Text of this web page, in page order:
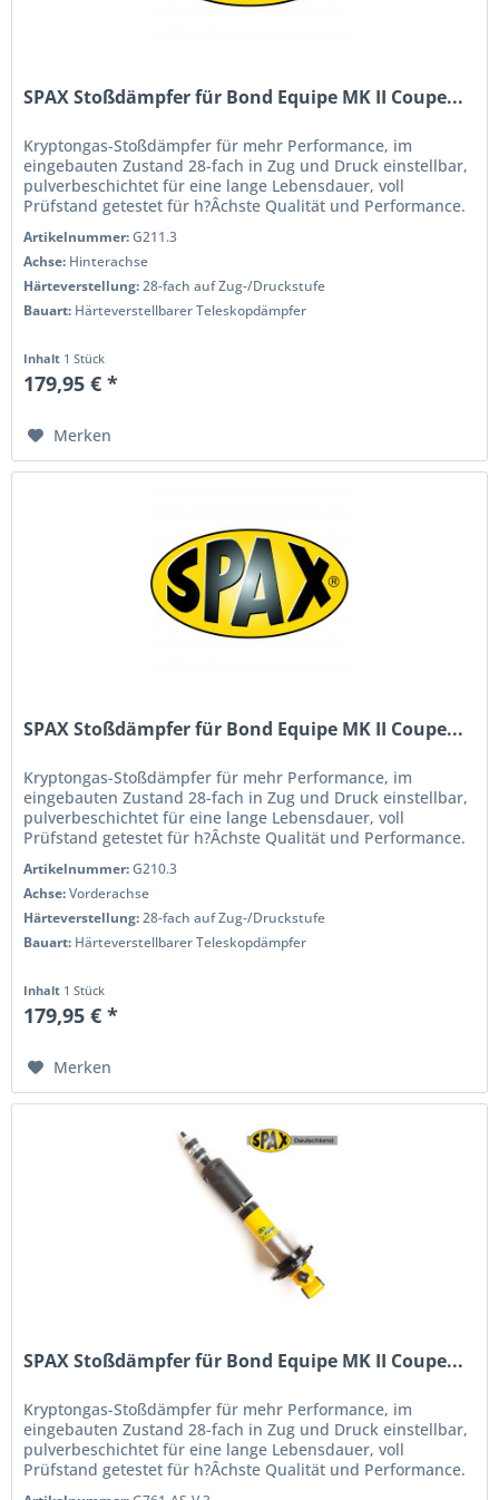
SPAX Stoßdämpfer für Bond Equipe MK II Coupe...
Kryptongas-Stoßdämpfer für mehr Performance, im
eingebauten Zustand 28-fach in Zug und Druck einstellbar,
pulverbeschichtet für eine lange Lebensdauer, voll
Prüfstand getestet für h?Âchste Qualität und Performance.
Artikelnummer:G211.3
Achse: Hinterachse
Härteverstellung:28-fach auf Zug-/Druckstufe
Bauart: Härteverstellbarer Teleskopdämpfer
Inhalt 1 Stück
179,95 € *
Merken
SPAX Stoßdämpfer für Bond Equipe MK II Coupe...
Kryptongas-Stoßdämpfer für mehr Performance, im
eingebauten Zustand 28-fach in Zug und Druck einstellbar,
pulverbeschichtet für eine lange Lebensdauer, voll
Prüfstand getestet für h?Âchste Qualität und Performance.
Artikelnummer:G210.3
Achse:Vorderachse
Härteverstellung:28-fach auf Zug-/Druckstufe
Bauart: Härteverstellbarer Teleskopdämpfer
Inhalt 1 Stück
179,95 € *
Merken
SPAX Stoßdämpfer für Bond Equipe MK II Coupe...
Kryptongas-Stoßdämpfer für mehr Performance, im
eingebauten Zustand 28-fach in Zug und Druck einstellbar,
pulverbeschichtet für eine lange Lebensdauer, voll
Prüfstand getestet für h?Âchste Qualität und Performance.